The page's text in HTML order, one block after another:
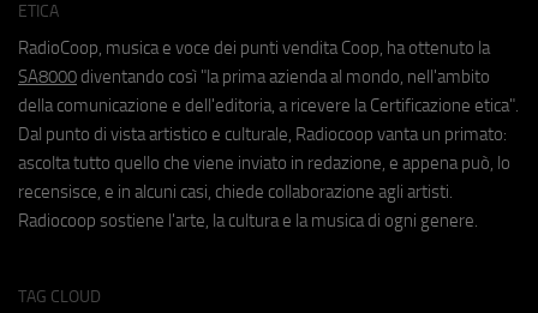
ETICA
RadioCoop, musica e voce dei punti vendita Coop, ha ottenuto la
SA8000 diventando così "la prima azienda al mondo, nell'ambito
della comunicazione e dell'editoria, a ricevere la Certificazione etica".
Dal punto di vista artistico e culturale, Radiocoop vanta un primato:
ascolta tutto quello che viene inviato in redazione, e appena può, lo
recensisce, e in alcuni casi, chiede collaborazione agli artisti.
Radiocoop sostiene l'arte, la cultura e la musica di ogni genere.
TAG CLOUD